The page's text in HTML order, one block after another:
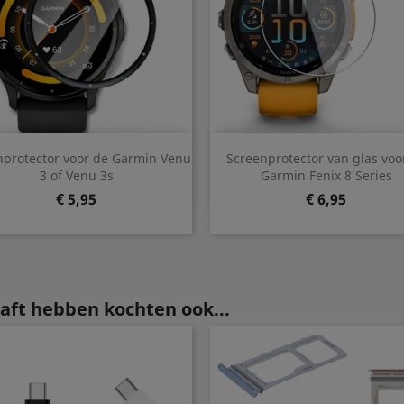
voor de Garmin Venu
3 of Venu 3s
Prijs
€ 5,95
Snel bekijken
Screenprotector van glas
Garmin Fenix 8 Series
Prijs
€ 6,95
Snel bekijken
hebben kochten ook...